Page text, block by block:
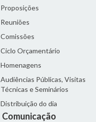
Proposições
Reuniões
Comissões
Ciclo Orçamentário
Homenagens
Audiências Públicas, Visitas
Técnicas e Seminários
Distribuição do dia
Comunicação